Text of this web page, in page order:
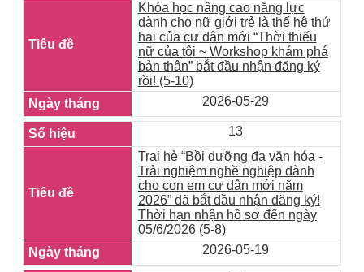
Khóa học nâng cao năng lực
dành cho nữ giới trẻ là thế hệ thứ
hai của cư dân mới “Thời thiếu
nữ của tôi ~ Workshop khám phá
bản thân” bắt đầu nhận đăng ký
rồi! (5-10)
2026-05-29
13
Trại hè “Bồi dưỡng đa văn hóa -
Trải nghiệm nghề nghiệp dành
cho con em cư dân mới năm
2026” đã bắt đầu nhận đăng ký!
Thời hạn nhận hồ sơ đến ngày
05/6/2026 (5-8)
2026-05-19